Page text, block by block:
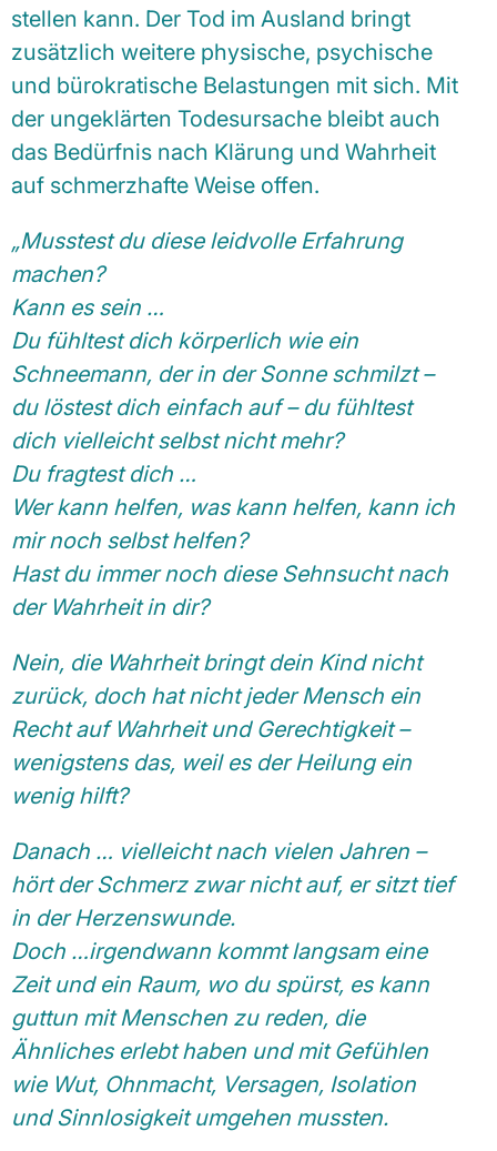
stellen kann. Der Tod im Ausland bringt
zusätzlich weitere physische, psychische
und bürokratische Belastungen mit sich. Mit
der ungeklärten Todesursache bleibt auch
das Bedürfnis nach Klärung und Wahrheit
auf schmerzhafte Weise offen.
„Musstest du diese leidvolle Erfahrung
machen?
Kann es sein …
Du fühltest dich körperlich wie ein
Schneemann, der in der Sonne schmilzt –
du löstest dich einfach auf – du fühltest
dich vielleicht selbst nicht mehr?
Du fragtest dich …
Wer kann helfen, was kann helfen, kann ich
mir noch selbst helfen?
Hast du immer noch diese Sehnsucht nach
der Wahrheit in dir?
Nein, die Wahrheit bringt dein Kind nicht
zurück, doch hat nicht jeder Mensch ein
Recht auf Wahrheit und Gerechtigkeit –
wenigstens das, weil es der Heilung ein
wenig hilft?
Danach … vielleicht nach vielen Jahren –
hört der Schmerz zwar nicht auf, er sitzt tief
in der Herzenswunde.
Doch …irgendwann kommt langsam eine
Zeit und ein Raum, wo du spürst, es kann
guttun mit Menschen zu reden, die
Ähnliches erlebt haben und mit Gefühlen
wie Wut, Ohnmacht, Versagen, Isolation
und Sinnlosigkeit umgehen mussten.